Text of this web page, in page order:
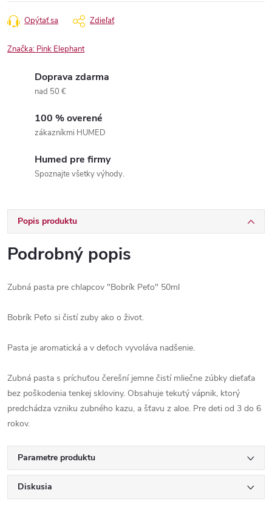
Opýtať sa Zdieľať
Značka: Pink Elephant
Doprava zdarma
nad 50 €
100 % overené
zákazníkmi HUMED
Humed pre firmy
Spoznajte všetky výhody.
Popis produktu
Podrobný popis
Zubná pasta pre chlapcov "Bobrík Peťo" 50ml
Bobrík Peťo si čistí zuby ako o život.
Pasta je aromatická a v deťoch vyvoláva nadšenie.
Zubná pasta s príchuťou čerešní jemne čistí mliečne zúbky dieťaťa
bez poškodenia tenkej skloviny. Obsahuje tekutý vápnik, ktorý
predchádza vzniku zubného kazu, a šťavu z aloe. Pre deti od 3 do 6
rokov.
Parametre produktu
Diskusia